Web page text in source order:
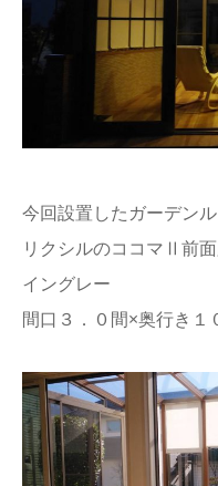
今回設置したガーデン
リクシルのココマⅡ前
イングレー
間口３．０間×奥行き１